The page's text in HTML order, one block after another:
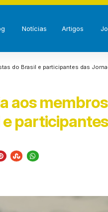
Notícias Artigos
do Brasil e participantes das
aos